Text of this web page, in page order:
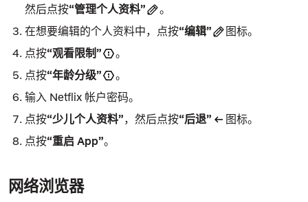
然后点按“管理个人资料”
。
在想要编辑的个人资料中，点按“编辑”
图标。
点按“观看限制”
。
点按“年龄分级”
。
输入 Netflix 帐户密码。
点按“少儿个人资料”，然后点按“后退”
图标。
点按“重启 App”。
网络浏览器